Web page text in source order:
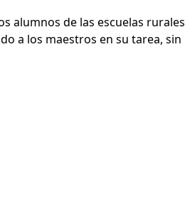
alumnos de las escuelas rurales
a los maestros en su tarea, sin